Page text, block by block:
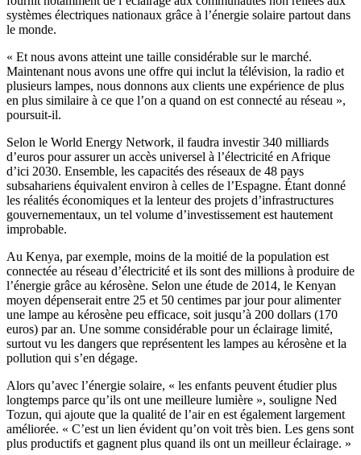
systèmes électriques nationaux grâce à l’énergie solaire partout dans
le monde.
« Et nous avons atteint une taille considérable sur le marché.
Maintenant nous avons une offre qui inclut la télévision, la radio et
plusieurs lampes, nous donnons aux clients une expérience de plus
en plus similaire à ce que l’on a quand on est connecté au réseau »,
poursuit-il.
Selon le World Energy Network, il faudra investir 340 milliards
d’euros pour assurer un accès universel à l’électricité en Afrique
d’ici 2030. Ensemble, les capacités des réseaux de 48 pays
subsahariens équivalent environ à celles de l’Espagne. Étant donné
les réalités économiques et la lenteur des projets d’infrastructures
gouvernementaux, un tel volume d’investissement est hautement
improbable.
Au Kenya, par exemple, moins de la moitié de la population est
connectée au réseau d’électricité et ils sont des millions à produire de
l’énergie grâce au kérosène. Selon une étude de 2014, le Kenyan
moyen dépenserait entre 25 et 50 centimes par jour pour alimenter
une lampe au kérosène peu efficace, soit jusqu’à 200 dollars (170
euros) par an. Une somme considérable pour un éclairage limité,
surtout vu les dangers que représentent les lampes au kérosène et la
pollution qui s’en dégage.
Alors qu’avec l’énergie solaire, « les enfants peuvent étudier plus
longtemps parce qu’ils ont une meilleure lumière », souligne Ned
Tozun, qui ajoute que la qualité de l’air en est également largement
améliorée. « C’est un lien évident qu’on voit très bien. Les gens sont
plus productifs et gagnent plus quand ils ont un meilleur éclairage. »